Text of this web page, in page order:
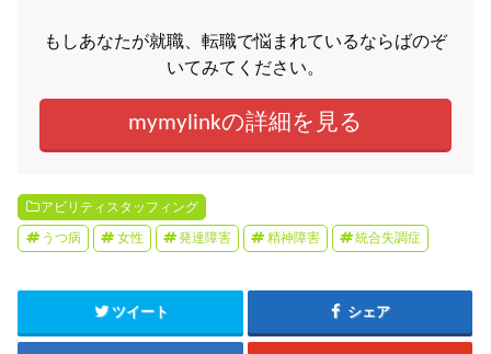
もしあなたが就職、転職で悩まれているならばのぞ
いてみてください。
mymylinkの詳細を見る
アビリティスタッフィング
うつ病 女性 発達障害 精神障害 統合失調症
ツイート シェア